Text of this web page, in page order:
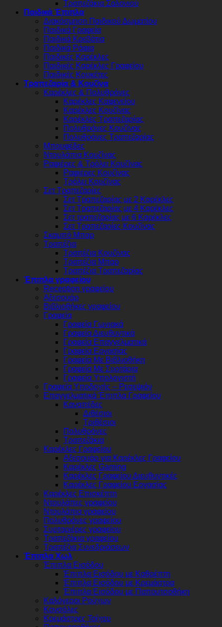
Τραπεζάκια Σαλονιού
Παιδικά Έπιπλα
Διακόσμηση Παιδικού Δωματίου
Παιδικά Γραφεία
Παιδικά Κρεβάτια
Παιδικά Ράφια
Παιδικές Καρέκλες
Παιδικές Καρέκλες Γραφείου
Παιδικές Κουκέτες
Τραπεζαρία & Κουζίνα
Καρέκλες & Πολυθρόνες
Καρέκλες Καφενείου
Καρέκλες Κουζίνας
Καρέκλες Τραπεζαρίας
Πολυθρόνες Κουζίνας
Πολυθρόνες Τραπεζαρίας
Μπουφέδες
Ντουλάπια Κουζίνας
Ραφιέρες & Τρόλει Κουζίνας
Ραφιέρες Κουζίνας
Τρόλει Κουζίνας
Σετ Τραπεζαρίες
Σετ Τραπεζαρίας με 2 Καρέκλες
Σετ Τραπεζαρίας με 4 Καρέκλες
Σετ τραπεζαρίας με 6 Καρέκλες
Σετ Τραπεζαρίες Κουζίνας
Σκαμπό Μπαρ
Τραπέζια
Τραπέζια Κουζίνας
Τραπέζια Μπαρ
Τραπέζια Τραπεζαρίας
Έπιπλα γραφείου
Reception γραφείου
Αξεσουάρ
Βιβλιοθήκες γραφείου
Γραφεία
Γραφεία Γωνιακά
Γραφεία Διευθυντικά
Γραφεία Επαγγελματικά
Γραφεία Εργασίας
Γραφεία Με Βιβλιοθήκη
Γραφεία Με Συρτάρια
Γραφεία Υπολογιστή
Γραφεία Υποδοχής – Ρεσεψιόν
Επαγγελματικά Έπιπλα Γραφείου
Καναπέδες
Διθέσιοι
Τριθέσιοι
Πολυθρόνες
Τραπεζάκια
Καρέκλες Γραφείου
Αξεσουάρ για Καρέκλες Γραφείου
Καρέκλες Gaming
Καρέκλες Γραφείου Διευθυντικές
Καρέκλες Γραφείου Εργασίας
Καρέκλες Επισκέπτη
Ντουλάπες γραφείου
Ντουλάπια γραφείου
Πολυθρόνες γραφείου
Συρταριέρες γραφείου
Τραπεζάκια γραφείου
Τραπέζια Συνεδριάσεων
Έπιπλα Χωλ
Έπιπλα Εισόδου
Έπιπλα Εισόδου με Καθρέπτη
Έπιπλα Εισόδου με Κρεμάστρα
Έπιπλα Εισόδου με Παπουτσοθήκη
Καλόγεροι Ρούχων
Κονσόλες
Κρεμάστρες Τοίχου